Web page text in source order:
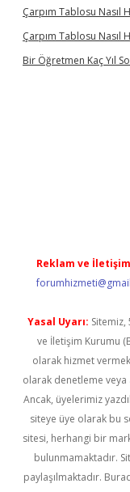
Çarpım Tablosu Nasıl
Çarpım Tablosu Nasıl
Bir Öğretmen Kaç Yıl
Reklam ve
Yasal Uyarı: Sitemiz,
ve İletişim Kurumu
olarak hizmet
olarak denetleme veya
Ancak, üyelerimiz
siteye üye olarak bu
sitesi, herhangi bir
bulunmamaktadır.
paylaşılmaktadır.